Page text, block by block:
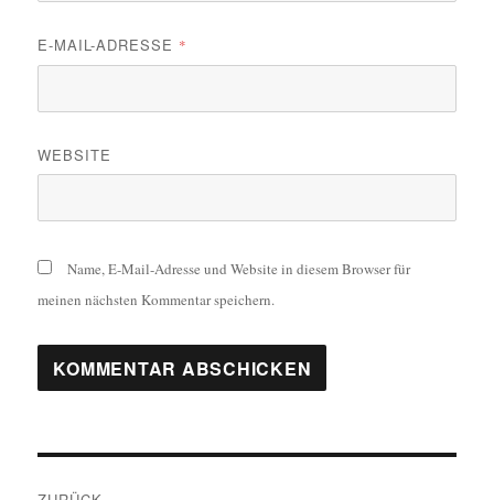
E-MAIL-ADRESSE *
WEBSITE
Name, E-Mail-Adresse und Website in diesem Browser für
meinen nächsten Kommentar speichern.